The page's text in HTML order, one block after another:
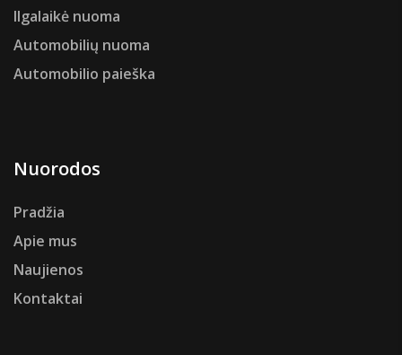
Ilgalaikė nuoma
Automobilių nuoma
Automobilio paieška
Nuorodos
Pradžia
Apie mus
Naujienos
Kontaktai